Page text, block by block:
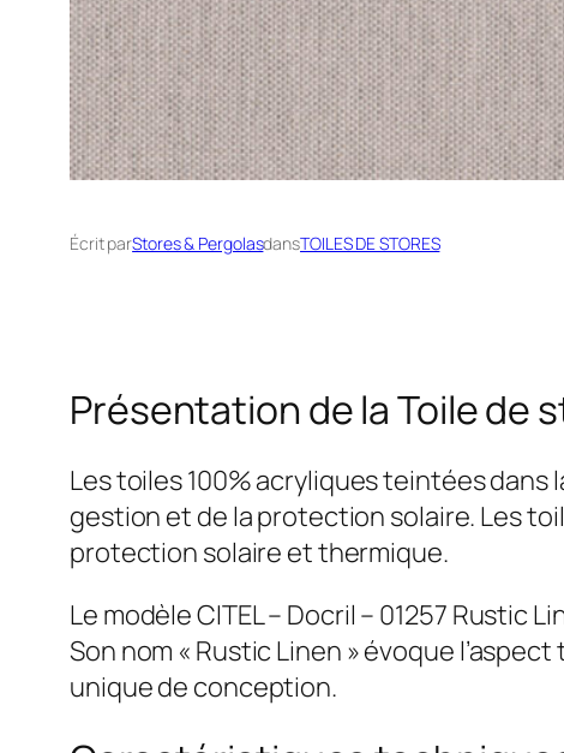
Écrit parStores & PergolasdansTOILES DE STORES
Présentation de la Toile de
Les toiles 100% acryliques teintées
gestion et de la protection solaire. Les
protection solaire et thermique.
Le modèle CITEL – Docril – 01257
Son nom « Rustic Linen » évoque
unique de conception.